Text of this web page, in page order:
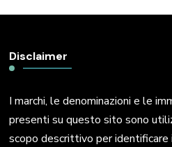
Disclaimer
I marchi, le denominazioni e le
presenti su questo sito sono
scopo descrittivo per